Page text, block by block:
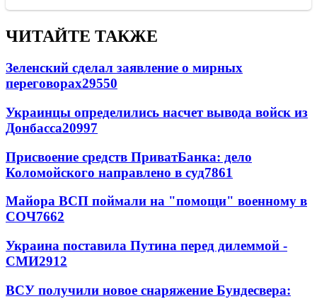
ЧИТАЙТЕ ТАКЖЕ
Зеленский сделал заявление о мирных
переговорах29550
Украинцы определились насчет вывода войск из
Донбасса20997
Присвоение средств ПриватБанка: дело
Коломойского направлено в суд7861
Майора ВСП поймали на "помощи" военному в
СОЧ7662
Украина поставила Путина перед дилеммой -
СМИ2912
ВСУ получили новое снаряжение Бундесвера: